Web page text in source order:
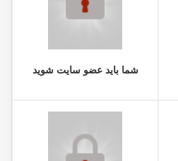
شما باید عضو سایت شوید